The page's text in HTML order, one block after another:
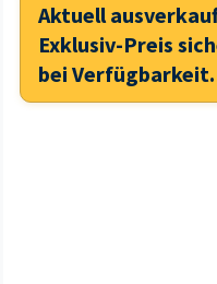
Aktuell
Exklusiv-Preis
bei Verfügbarkeit.